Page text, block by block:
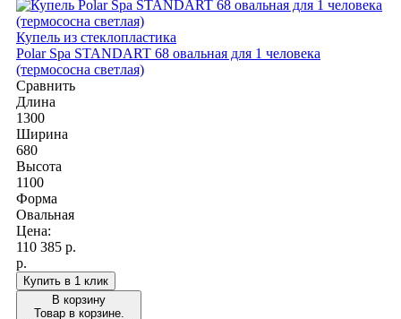
Купель из стеклопластика
Polar Spa STANDART 68 овальная для 1 человека
(термососна светлая)
Сравнить
Длина
1300
Ширина
680
Высота
1100
Форма
Овальная
Цена:
110 385 р.
р.
Купить в 1 клик
В корзину
Товар в корзине.